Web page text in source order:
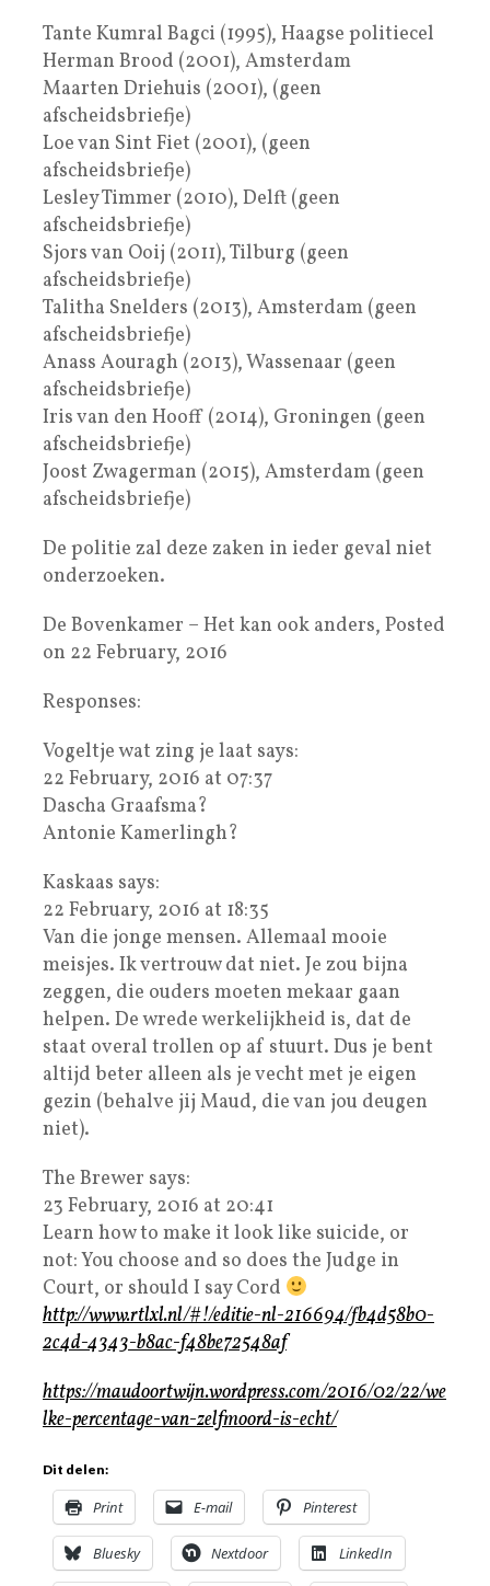
Tante Kumral Bagci (1995), Haagse politiecel
Herman Brood (2001), Amsterdam
Maarten Driehuis (2001), (geen
afscheidsbriefje)
Loe van Sint Fiet (2001), (geen
afscheidsbriefje)
Lesley Timmer (2010), Delft (geen
afscheidsbriefje)
Sjors van Ooij (2011), Tilburg (geen
afscheidsbriefje)
Talitha Snelders (2013), Amsterdam (geen
afscheidsbriefje)
Anass Aouragh (2013), Wassenaar (geen
afscheidsbriefje)
Iris van den Hooff (2014), Groningen (geen
afscheidsbriefje)
Joost Zwagerman (2015), Amsterdam (geen
afscheidsbriefje)
De politie zal deze zaken in ieder geval niet
onderzoeken.
De Bovenkamer – Het kan ook anders, Posted
on 22 February, 2016
Responses:
Vogeltje wat zing je laat says:
22 February, 2016 at 07:37
Dascha Graafsma?
Antonie Kamerlingh?
Kaskaas says:
22 February, 2016 at 18:35
Van die jonge mensen. Allemaal mooie
meisjes. Ik vertrouw dat niet. Je zou bijna
zeggen, die ouders moeten mekaar gaan
helpen. De wrede werkelijkheid is, dat de
staat overal trollen op af stuurt. Dus je bent
altijd beter alleen als je vecht met je eigen
gezin (behalve jij Maud, die van jou deugen
niet).
The Brewer says:
23 February, 2016 at 20:41
Learn how to make it look like suicide, or
not: You choose and so does the Judge in
Court, or should I say Cord
http://www.rtlxl.nl/#!/editie-nl-216694/fb4d58b0-
2c4d-4343-b8ac-f48be72548af
https://maudoortwijn.wordpress.com/2016/02/22/we
lke-percentage-van-zelfmoord-is-echt/
Dit delen:
Print E-mail Pinterest
Bluesky Nextdoor LinkedIn